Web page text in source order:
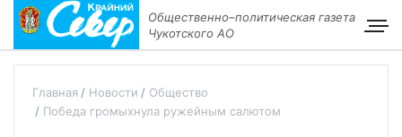
Общественно–политическая газета
Чукотского АО
Главная Новости
Общество
Победа громыхнула ружейным салютом